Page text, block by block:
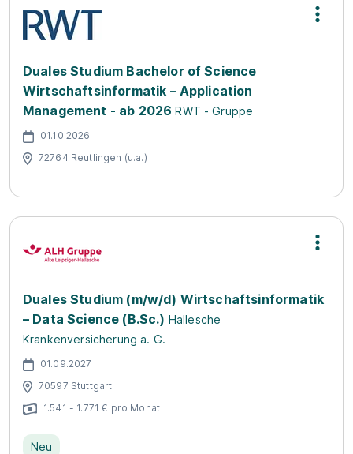
Duales Studium Bachelor of Science
Wirtschaftsinformatik – Application
Management - ab 2026 RWT - Gruppe
01.10.2026
72764 Reutlingen (u.a.)
Duales Studium (m/w/d) Wirtschaftsinformatik
– Data Science (B.Sc.) Hallesche
Krankenversicherung a. G.
01.09.2027
70597 Stuttgart
1.541 - 1.771 € pro Monat
Neu